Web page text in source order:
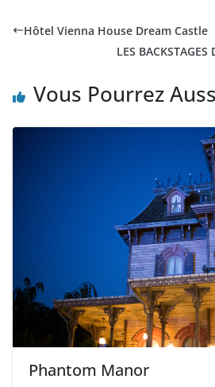
Hôtel Vienna House Dream Castle
LES BACKSTAGES
Vous Pourrez
Phantom Manor